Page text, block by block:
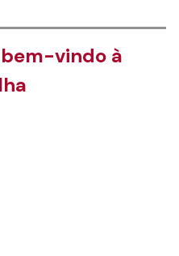
vindo à